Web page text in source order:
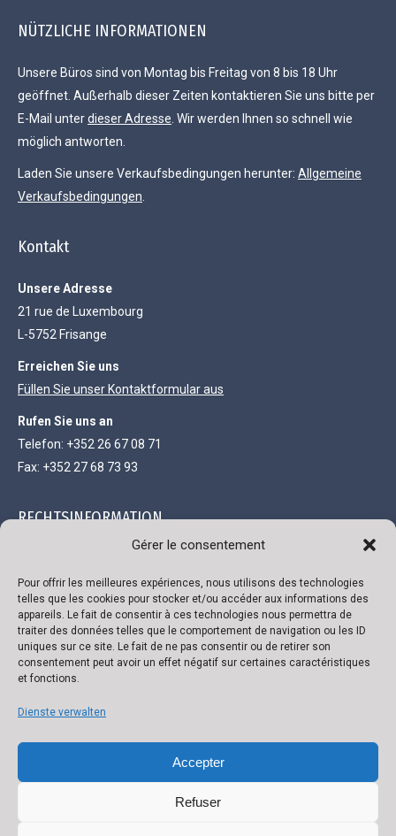
Gérer le consentement
Pour offrir les meilleures expériences, nous utilisons des technologies
telles que les cookies pour stocker et/ou accéder aux informations des
appareils. Le fait de consentir à ces technologies nous permettra de
traiter des données telles que le comportement de navigation ou les ID
uniques sur ce site. Le fait de ne pas consentir ou de retirer son
consentement peut avoir un effet négatif sur certaines caractéristiques
et fonctions.
Dienste verwalten
Accepter
Refuser
NÜTZLICHE INFORMATIONEN
Unsere Büros sind von Montag bis Freitag von 8 bis 18 Uhr
geöffnet. Außerhalb dieser Zeiten kontaktieren Sie uns bitte per
E-Mail unterdieser Adresse . Wir werden Ihnen so schnell wie
möglich antworten.
Laden Sie unsere Verkaufsbedingungen herunter: Allgemeine
Verkaufsbedingungen
Kontakt
Unsere Adresse
21 rue de Luxembourg
L-5752 Frisange
Erreichen Sie uns
Füllen Sie unser Kontaktformular aus
Rufen Sie uns an
Telefon: +352 26 67 08 71
Fax: +352 27 68 73 93
RECHTSINFORMATION
111.300 €
R.C. Luxembourg B 118719
Genehmigungsnummer 136879/2
Umsatzsteuer-Identifikationsnummer LU 22332726
Bank: ING
IBAN: LU02 0141 0443 4790 0000 / BIC CELLLULL